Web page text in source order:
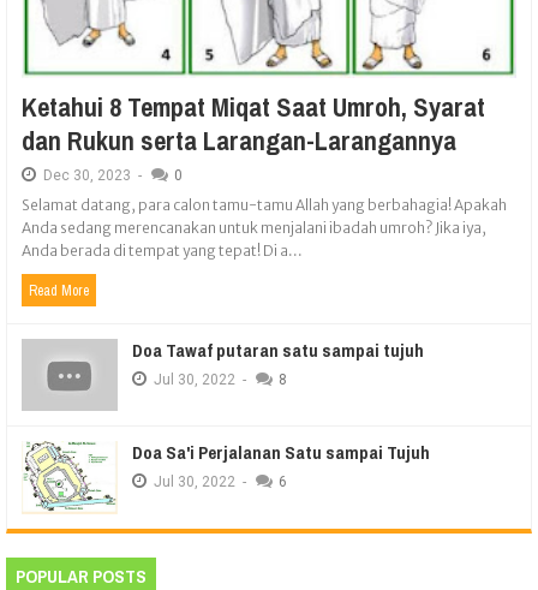
Ketahui 8 Tempat Miqat Saat Umroh, Syarat
dan Rukun serta Larangan-Larangannya
Dec 30, 2023 - 0
Selamat datang, para calon tamu-tamu Allah yang berbahagia! Apakah
Anda sedang merencanakan untuk menjalani ibadah umroh? Jika iya,
Anda berada di tempat yang tepat! Di a...
Read More
Doa Tawaf putaran satu sampai tujuh
Jul 30, 2022 - 8
Doa Sa'i Perjalanan Satu sampai Tujuh
Jul 30, 2022 - 6
POPULAR POSTS